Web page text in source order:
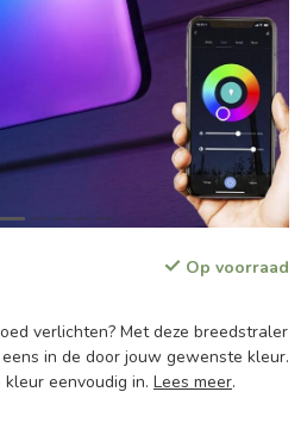
Op voorraad
verlichten? Met deze breedstraler
in de door jouw gewenste kleur.
eenvoudig in. Lees meer.